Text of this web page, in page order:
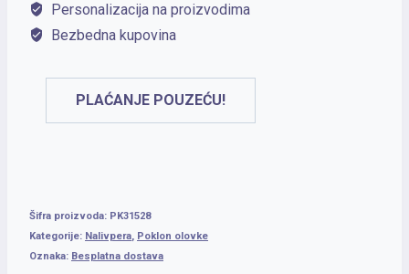
Personalizacija na proizvodima
Bezbedna kupovina
PLAĆANJE POUZEĆU!
Šifra proizvoda: PK31528
Kategorije: Nalivpera, Poklon olovke
Oznaka: Besplatna dostava